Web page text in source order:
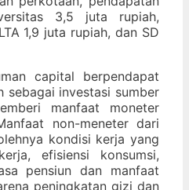
3,5 juta rupiah,
1,9 juta rupiah, dan SD
capital berpendapat
sebagai investasi sumber
manfaat moneter
non-meneter dari
kondisi kerja yang
efisiensi konsumsi,
pensiun dan manfaat
peningkatan gizi dan